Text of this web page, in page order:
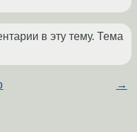
в эту тему. Тема
→